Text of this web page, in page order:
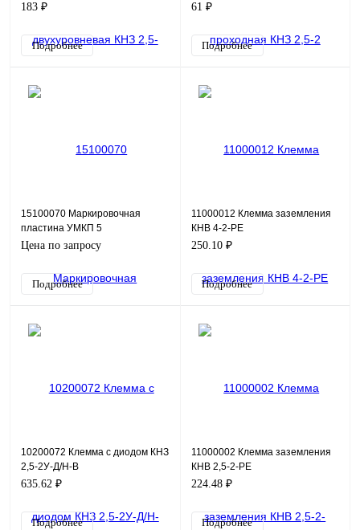
183 ₽
Подробнее
61 ₽
Подробнее
15100070 Маркировочная
пластина УМКП 5
Цена по запросу
Подробнее
11000012 Клемма заземления
КНВ 4-2-PE
250.10 ₽
Подробнее
10200072 Клемма с диодом КНЗ
2,5-2У-Д/Н-В
635.62 ₽
Подробнее
11000002 Клемма заземления
КНВ 2,5-2-PE
224.48 ₽
Подробнее